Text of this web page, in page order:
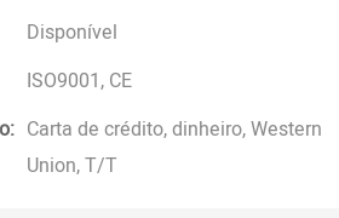
Disponível
ISO9001, CE
Carta de crédito, dinheiro, Western
Union, T/T